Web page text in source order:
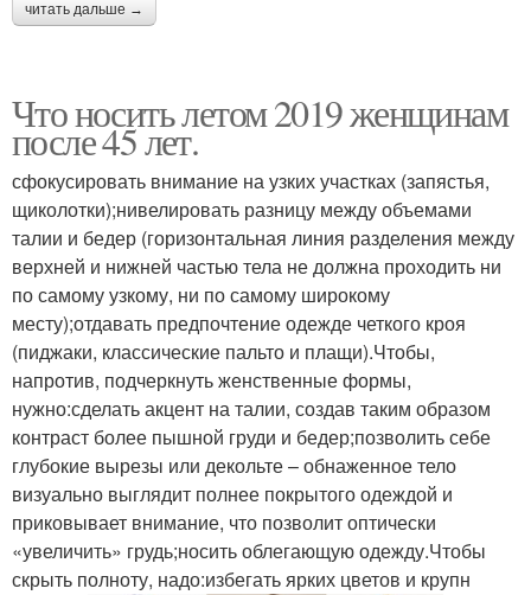
читать дальше →
Что носить летом 2019 женщинам
после 45 лет.
сфокусировать внимание на узких участках (запястья,
щиколотки);нивелировать разницу между объемами
талии и бедер (горизонтальная линия разделения между
верхней и нижней частью тела не должна проходить ни
по самому узкому, ни по самому широкому
месту);отдавать предпочтение одежде четкого кроя
(пиджаки, классические пальто и плащи).Чтобы,
напротив, подчеркнуть женственные формы,
нужно:сделать акцент на талии, создав таким образом
контраст более пышной груди и бедер;позволить себе
глубокие вырезы или декольте – обнаженное тело
визуально выглядит полнее покрытого одеждой и
приковывает внимание, что позволит оптически
«увеличить» грудь;носить облегающую одежду.Чтобы
скрыть полноту, надо:избегать ярких цветов и крупн